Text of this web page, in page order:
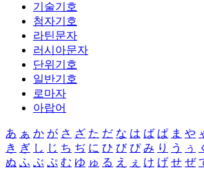
기술기호
첨자기호
라틴문자
러시아문자
단위기호
일반기호
로마자
아랍어
あ ぁ か が さ ざ た だ な は ば ぱ ま や
き ぎ し じ ち ぢ に ひ び ぴ み り う ぅ
ぬ ふ ぶ ぷ む ゆ ゅ る え ぇ け げ せ ぜ